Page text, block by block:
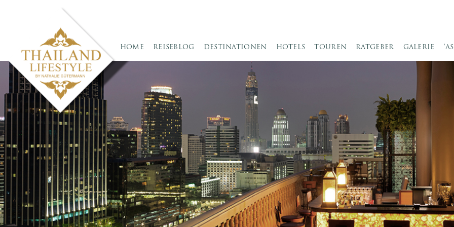
HOME REISEBLOG DESTINATIONEN HOTELS TOUREN RATGEBER GALERIE